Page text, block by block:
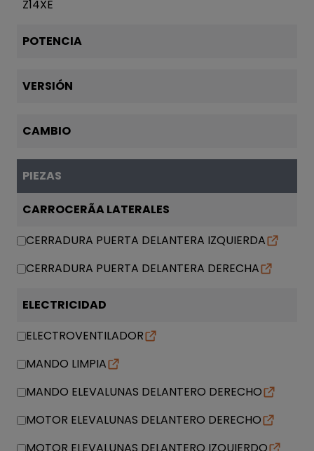
Z14XE
POTENCIA
VERSIÓN
CAMBIO
PIEZAS
CARROCERÃA LATERALES
CERRADURA PUERTA DELANTERA IZQUIERDA
CERRADURA PUERTA DELANTERA DERECHA
ELECTRICIDAD
ELECTROVENTILADOR
MANDO LIMPIA
MANDO ELEVALUNAS DELANTERO DERECHO
MOTOR ELEVALUNAS DELANTERO DERECHO